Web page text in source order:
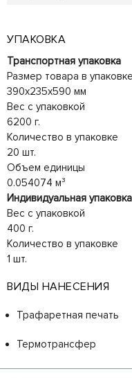
УПАКОВКА
Транспортная упаковка
Размер товара в упаковке
390x235x590 мм
Вес с упаковкой
6200 г.
Количество в упаковке
20 шт.
Объем единицы
0.054074 м³
Индивидуальная упаковка
Вес с упаковкой
400 г.
Количество в упаковке
1 шт.
ВИДЫ НАНЕСЕНИЯ
Трафаретная печать
Термотрансфер